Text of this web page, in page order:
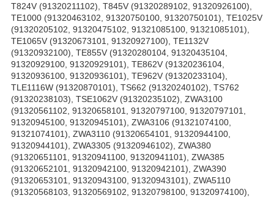
T824V (91320211102), T845V (91320289102, 91320926100),
TE1000 (91320463102, 91320750100, 91320750101), TE1025V
(91320205102, 91320475102, 91321085100, 91321085101),
TE1065V (91320673101, 91320927100), TE1132V
(91320932100), TE855V (91320280104, 91320435104,
91320929100, 91320929101), TE862V (91320236104,
91320936100, 91320936101), TE962V (91320233104),
TLE1116W (91320870101), TS662 (91320240102), TS762
(91320238103), TSE1062V (91320235102), ZWA3100
(91320561102, 91320658101, 91320797100, 91320797101,
91320945100, 91320945101), ZWA3106 (91321074100,
91321074101), ZWA3110 (91320654101, 91320944100,
91320944101), ZWA3305 (91320946102), ZWA380
(91320651101, 91320941100, 91320941101), ZWA385
(91320652101, 91320942100, 91320942101), ZWA390
(91320653101, 91320943100, 91320943101), ZWA5110
(91320568103, 91320569102, 91320798100, 91320974100),